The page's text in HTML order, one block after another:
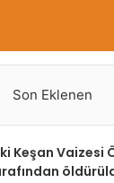
Son Eklenen
Keşan Vaizesi